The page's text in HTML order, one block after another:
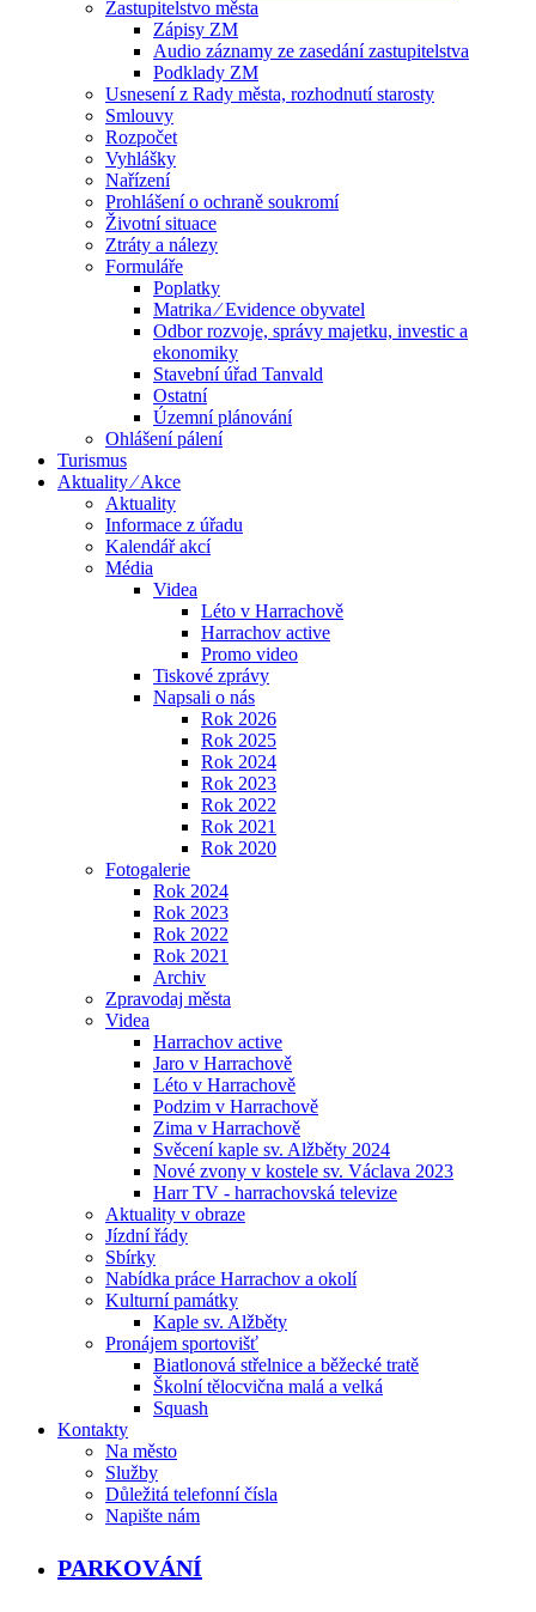
Zastupitelstvo města
Zápisy ZM
Audio záznamy ze zasedání zastupitelstva
Podklady ZM
Usnesení z Rady města, rozhodnutí starosty
Smlouvy
Rozpočet
Vyhlášky
Nařízení
Prohlášení o ochraně soukromí
Životní situace
Ztráty a nálezy
Formuláře
Poplatky
Matrika ⁄ Evidence obyvatel
Odbor rozvoje, správy majetku, investic a
ekonomiky
Stavební úřad Tanvald
Ostatní
Územní plánování
Ohlášení pálení
Turismus
Aktuality ⁄ Akce
Aktuality
Informace z úřadu
Kalendář akcí
Média
Videa
Léto v Harrachově
Harrachov active
Promo video
Tiskové zprávy
Napsali o nás
Rok 2026
Rok 2025
Rok 2024
Rok 2023
Rok 2022
Rok 2021
Rok 2020
Fotogalerie
Rok 2024
Rok 2023
Rok 2022
Rok 2021
Archiv
Zpravodaj města
Videa
Harrachov active
Jaro v Harrachově
Léto v Harrachově
Podzim v Harrachově
Zima v Harrachově
Svěcení kaple sv. Alžběty 2024
Nové zvony v kostele sv. Václava 2023
Harr TV - harrachovská televize
Aktuality v obraze
Jízdní řády
Sbírky
Nabídka práce Harrachov a okolí
Kulturní památky
Kaple sv. Alžběty
Pronájem sportovišť
Biatlonová střelnice a běžecké tratě
Školní tělocvična malá a velká
Squash
Kontakty
Na město
Služby
Důležitá telefonní čísla
Napište nám
PARKOVÁNÍ